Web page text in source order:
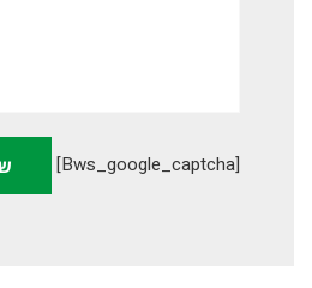
[bws_google_captcha]